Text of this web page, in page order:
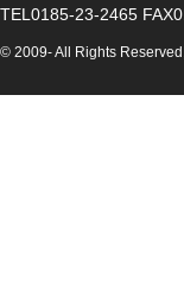
TEL0185-23-2465
© 2009- All Rights